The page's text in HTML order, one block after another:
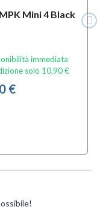
Mini 4 Black
immediata
solo 10,90 €
€